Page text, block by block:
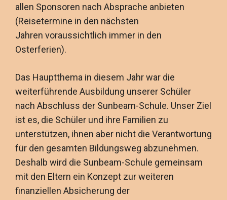
allen Sponsoren nach Absprache anbieten
(Reisetermine in den nächsten
Jahren voraussichtlich immer in den
Osterferien).
Das Hauptthema in diesem Jahr war die
weiterführende Ausbildung unserer Schüler
nach Abschluss der Sunbeam-Schule. Unser Ziel
ist es, die Schüler und ihre Familien zu
unterstützen, ihnen aber nicht die Verantwortung
für den gesamten Bildungsweg abzunehmen.
Deshalb wird die Sunbeam-Schule gemeinsam
mit den Eltern ein Konzept zur weiteren
finanziellen Absicherung der